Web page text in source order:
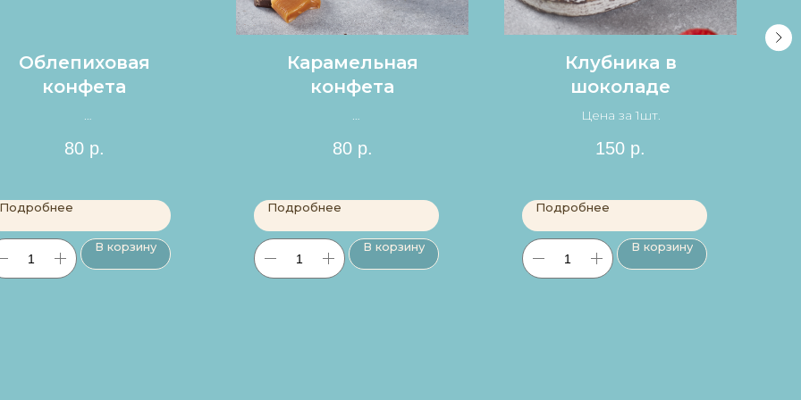
Облепиховая
конфета
80 р.
Подробнее
В корзину
Карамельная
конфета
80 р.
Подробнее
В корзину
Клубника в
шоколаде
Цена за 1шт.
150 р.
Подробнее
В корзину